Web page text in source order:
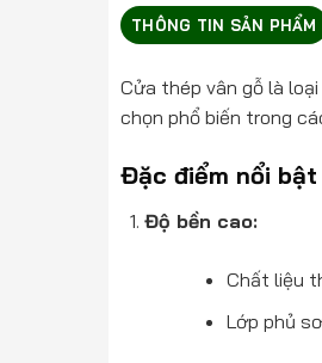
THÔNG TIN SẢN PHẨM
Cửa thép vân gỗ là
chọn phổ biến trong
Đặc điểm nổi
Độ bền cao:
Chất liệu
Lớp phủ